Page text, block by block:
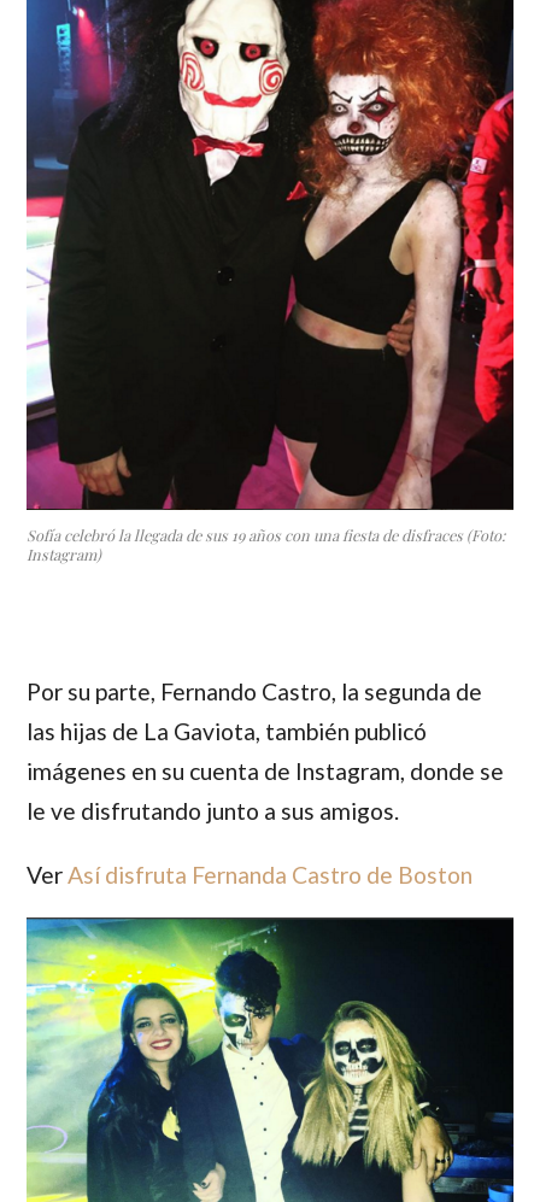
Sofía celebró la llegada de sus 19 años con una fiesta de disfraces (Foto:
Instagram)
Por su parte, Fernando Castro, la segunda de
las hijas de La Gaviota, también publicó
imágenes en su cuenta de Instagram, donde se
le ve disfrutando junto a sus amigos.
VerAsí disfruta Fernanda Castro de Boston